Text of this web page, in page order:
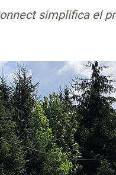
simplifica el